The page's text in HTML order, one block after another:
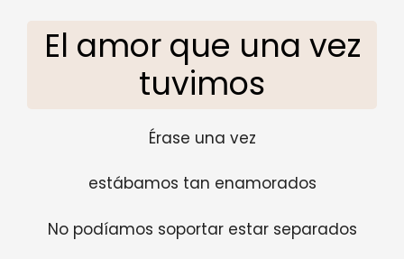
El amor que una vez
tuvimos
Érase una vez
estábamos tan enamorados
No podíamos soportar estar separados